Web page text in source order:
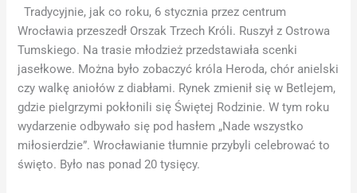
Tradycyjnie, jak co roku, 6 stycznia przez centrum
Wrocławia przeszedł Orszak Trzech Króli. Ruszył z Ostrowa
Tumskiego. Na trasie młodzież przedstawiała scenki
jasełkowe. Można było zobaczyć króla Heroda, chór anielski
czy walkę aniołów z diabłami. Rynek zmienił się w Betlejem,
gdzie pielgrzymi pokłonili się Świętej Rodzinie. W tym roku
wydarzenie odbywało się pod hasłem „Nade wszystko
miłosierdzie”. Wrocławianie tłumnie przybyli celebrować to
święto. Było nas ponad 20 tysięcy.
Króli